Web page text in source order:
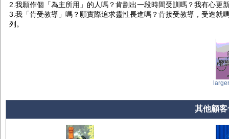
2.我願作個「為主所用」的人嗎？肯劃出一段時間受訓嗎？我有心更
3.我「肯受教導」嗎？願實際追求靈性長進嗎？肯接受教導，受造
列。
其他顧